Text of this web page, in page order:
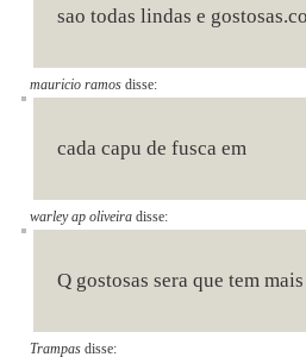
sao todas lindas e
mauricio ramos disse:
cada capu de fusca em
warley ap oliveira disse:
Q gostosas sera que tem mais
Trampas disse: